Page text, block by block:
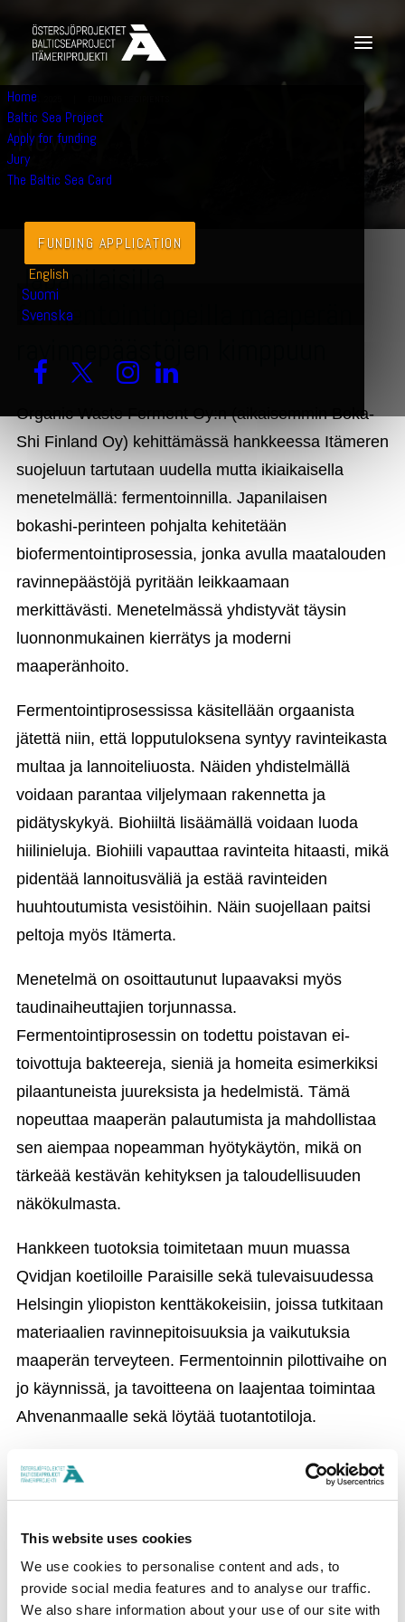
This website uses cookies
We use cookies to personalise content and ads, to
provide social media features and to analyse our traffic.
We also share information about your use of our site with
Home
Baltic Sea Project
Apply for funding
Jury
The Baltic Sea Card
FUNDING APPLICATION
English
Suomi
Svenska
JULY 1, 2025
News
Japanilaisilla
fermentointiopeilla maaperän
ravinnepäästöjen kimppuun
Organic Waste Ferment Oy:n (aikaisemmin Boka-
Shi Finland Oy) kehittämässä hankkeessa Itämeren
suojeluun tartutaan uudella mutta ikiaikaisella
menetelmällä: fermentoinnilla. Japanilaisen
bokashi-perinteen pohjalta kehitetään
biofermentointiprosessia, jonka avulla maatalouden
ravinnepäästöjä pyritään leikkaamaan
merkittävästi. Menetelmässä yhdistyvät täysin
luonnonmukainen kierrätys ja moderni
maaperänhoito.
Fermentointiprosessissa käsitellään orgaanista
jätettä niin, että lopputuloksena syntyy ravinteikasta
multaa ja lannoiteliuosta. Näiden yhdistelmällä
voidaan parantaa viljelymaan rakennetta ja
pidätyskykyä. Biohiiltä lisäämällä voidaan luoda
hiilinieluja. Biohiili vapauttaa ravinteita hitaasti, mikä
pidentää lannoitusväliä ja estää ravinteiden
huuhtoutumista vesistöihin. Näin suojellaan paitsi
peltoja myös Itämerta.
Menetelmä on osoittautunut lupaavaksi myös
taudinaiheuttajien torjunnassa.
Fermentointiprosessin on todettu poistavan ei-
toivottuja bakteereja, sieniä ja homeita esimerkiksi
pilaantuneista juureksista ja hedelmistä. Tämä
nopeuttaa maaperän palautumista ja mahdollistaa
sen aiempaa nopeamman hyötykäytön, mikä on
tärkeää kestävän kehityksen ja taloudellisuuden
näkökulmasta.
Hankkeen tuotoksia toimitetaan muun muassa
Qvidjan koetiloille Paraisille sekä tulevaisuudessa
Helsingin yliopiston kenttäkokeisiin, joissa tutkitaan
materiaalien ravinnepitoisuuksia ja vaikutuksia
maaperän terveyteen. Fermentoinnin pilottivaihe on
jo käynnissä, ja tavoitteena on laajentaa toimintaa
Ahvenanmaalle sekä löytää tuotantotiloja.
Itämeriprojektilta saatu rahoitus mahdollistaa sekä
pilotin laajentamisen että laboratoriotutkimusten
“Rahoitus auttaa meitä ylittämään pilotointivaiheen
ja tukee tutkimuksen taloudellista toteutusta”,
kertovat hanketta koordinoivatChristinaja